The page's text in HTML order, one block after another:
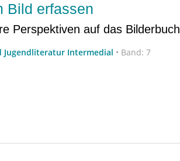
Bild erfassen
Perspektiven auf das Bilderbuch
Jugendliteratur Intermedial • Band: 7